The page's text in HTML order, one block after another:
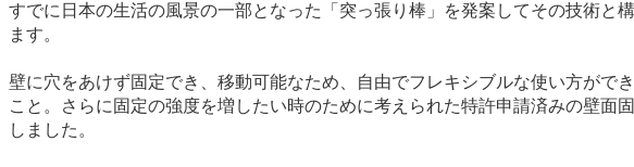
すでに日本の生活の風景の一部となった「突っ張り棒」を発案してその技術
ます。
壁に穴をあけず固定でき、移動可能なため、自由でフレキシブルな使い方が
こと。さらに固定の強度を増したい時のために考えられた特許申請済みの壁
しました。